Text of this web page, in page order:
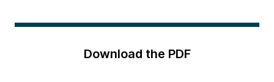
Download the PDF